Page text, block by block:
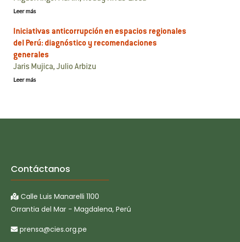
Leer más
Iniciativas anticorrupción en espacios regionales
del Perú: diagnóstico y recomendaciones
generales
Jaris Mujica, Julio Arbizu
Leer más
Contáctanos
Calle Luis Manarelli 1100
Orrantia del Mar - Magdalena, Perú
prensa@cies.org.pe